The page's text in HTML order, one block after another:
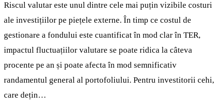
Riscul valutar este unul dintre cele mai puțin vizibile costuri
ale investițiilor pe piețele externe. În timp ce costul de
gestionare a fondului este cuantificat în mod clar în TER,
impactul fluctuațiilor valutare se poate ridica la câteva
procente pe an și poate afecta în mod semnificativ
randamentul general al portofoliului. Pentru investitorii cehi,
care dețin…